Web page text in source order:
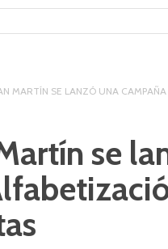
MARTÍN SE LANZÓ UNA
se